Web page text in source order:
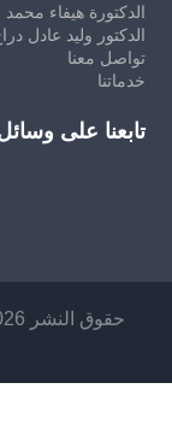
الدكتورة هيفاء محمد
الدكتور وليد عادل
تواصل معنا
خدماتنا
تابعنا على
حقوق النشر 2026 © جميع الحقوق محفوظة